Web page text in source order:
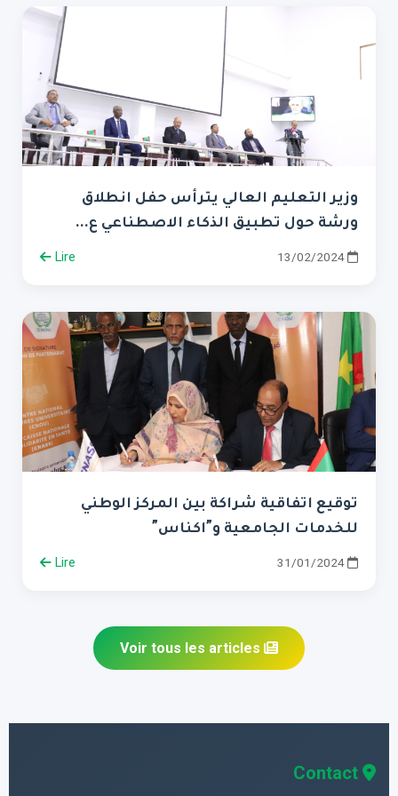
وزير التعليم العالي يترأس حفل انطلاق
ورشة حول تطبيق الذكاء الاصطناعي ع...
13/02/2024
Lire
توقيع اتفاقية شراكة بين المركز الوطني
للخدمات الجامعية و”اكناس”
31/01/2024
Lire
Voir tous les articles
Contact